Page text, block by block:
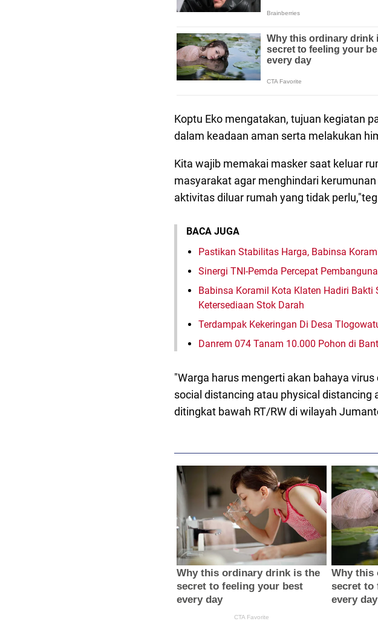
Koptu Eko mengatakan, tujuan kegiatan
dalam keadaan aman serta melakukan
Kita wajib memakai masker saat keluar
masyarakat agar menghindari
aktivitas diluar rumah yang tidak
BACA JUGA
Pastikan Stabilitas Harga, Babinsa
Sinergi TNI-Pemda Percepat
Babinsa Koramil Kota Klaten Hadiri Bakti
Ketersediaan Stok Darah
Terdampak Kekeringan Di Desa
Danrem 074 Tanam 10.000 Pohon di
"Warga harus mengerti akan bahaya
social distancing atau physical
ditingkat bawah RT/RW di wilayah